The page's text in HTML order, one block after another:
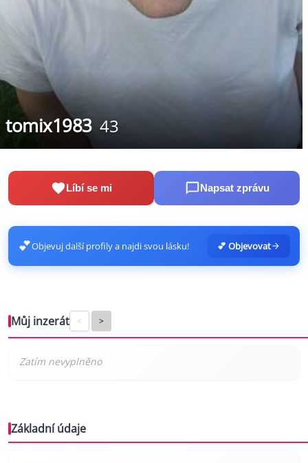
tomix1983 43
Líbí se mi Napsat zprávu
💕Objevuj další profily a najdi svou lásku! 💕 Objevovat
Můj inzerát < >
Základní údaje